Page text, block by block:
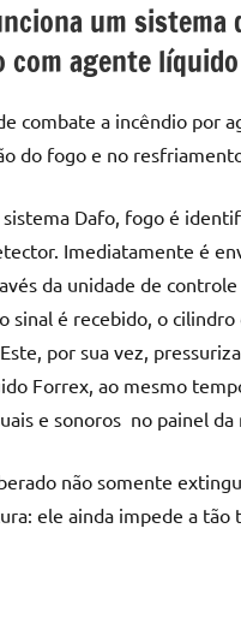
um sistema
com agente líquido
combate a incêndio por
do fogo e no
sistema Dafo, fogo é
Imediatamente é
da unidade de controle
sinal é recebido, o
por sua vez,
Forrex, ao mesmo
e sonoros no painel da
não somente
ele ainda impede a tão